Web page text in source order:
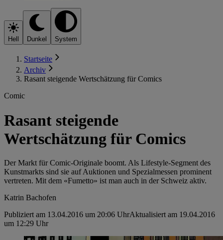
Hell Dunkel System
Startseite
Archiv
Rasant steigende Wertschätzung für Comics
Comic
Rasant steigende
Wertschätzung für Comics
Der Markt für Comic-Originale boomt. Als Lifestyle-Segment des
Kunstmarkts sind sie auf Auktionen und Spezialmessen prominent
vertreten. Mit dem «Fumetto» ist man auch in der Schweiz aktiv.
Katrin Bachofen
Publiziert am 13.04.2016 um 20:06 UhrAktualisiert am 19.04.2016
um 12:29 Uhr